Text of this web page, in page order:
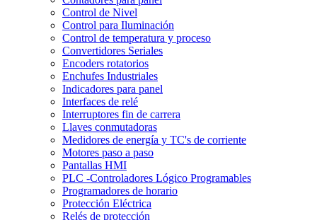
Control de Nivel
Control para Iluminación
Control de temperatura y proceso
Convertidores Seriales
Encoders rotatorios
Enchufes Industriales
Indicadores para panel
Interfaces de relé
Interruptores fin de carrera
Llaves conmutadoras
Medidores de energía y TC's de corriente
Motores paso a paso
Pantallas HMI
PLC -Controladores Lógico Programables
Programadores de horario
Protección Eléctrica
Relés de protección